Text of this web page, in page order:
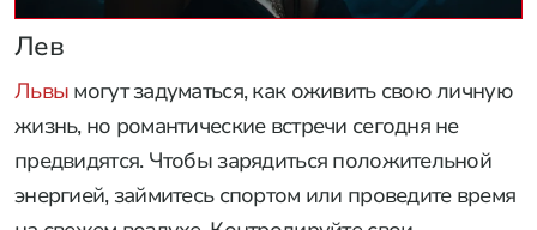
Лев
Львы могут задуматься, как оживить свою личную
жизнь, но романтические встречи сегодня не
предвидятся. Чтобы зарядиться положительной
энергией, займитесь спортом или проведите время